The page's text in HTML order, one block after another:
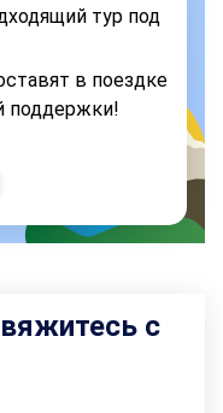
тур под
в поездке
поддержки!
с